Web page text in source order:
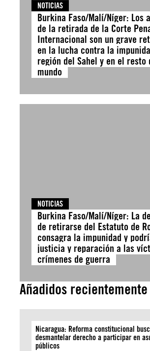
NOTICIAS
Burkina Faso/Malí/Níger: Los
de la retirada de la Corte
Internacional son un grave
en la lucha contra la
región del Sahel y en el resto
mundo
NOTICIAS
Burkina Faso/Malí/Níger: La
de retirarse del Estatuto de
consagra la impunidad y
justicia y reparación a las
crímenes de guerra
Añadidos recientemente
Nicaragua: Reforma constitucional
desmantelar derecho a participar en
públicos